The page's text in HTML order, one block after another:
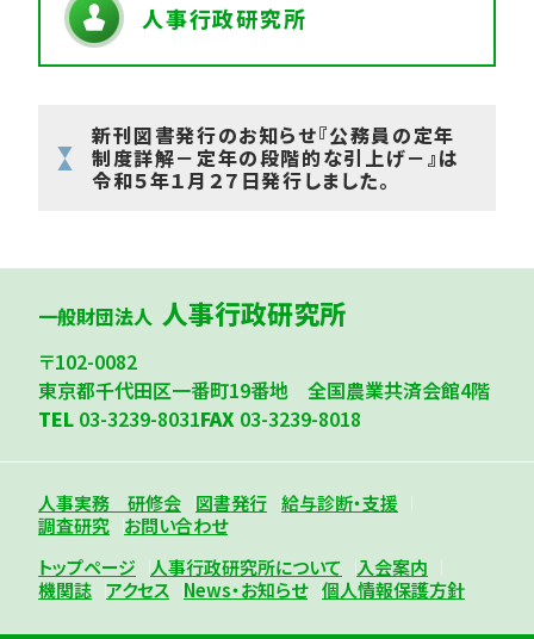
人事行政研究所
新刊図書発行のお知らせ『公務員の定年
制度詳解－定年の段階的な引上げ－』は
令和５年１月２７日発行しました。
一般財団法人 人事行政研究所
〒102-0082
東京都千代田区一番町19番地 全国農業共済会館4階
TEL 03-3239-8031FAX 03-3239-8018
人事実務 研修会 図書発行 給与診断・支援
調査研究
お問い合わせ
トップページ
人事行政研究所について
入会案内
機関誌 アクセス News・お知らせ 個人情報保護方針